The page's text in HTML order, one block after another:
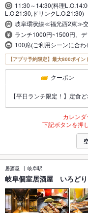
11:30～14:30(料理
L.O.21:30,ドリンクL.O.21:30)
岐阜環状線≪福光西2東≫
ランチ1000円~1500円、
100席(ご利用シーンに合
【アプリ予約限定】最大800ポイン
クーポン
【平日ランチ限定！】定食
カレンダ
下記ボタンを押
居酒屋 岐阜駅
岐阜個室居酒屋 いろど